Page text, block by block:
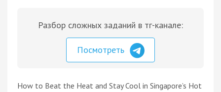
Разбор сложных заданий в тг-канале:
Посмотреть
How to Beat the Heat and Stay Cool in Singapore’s Hot